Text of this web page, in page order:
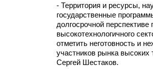
- Территория и ресурсы,
государственные
долгосрочной
высокотехнологичного
отметить неготовность и
участников рынка высоких
Сергей Шестаков.